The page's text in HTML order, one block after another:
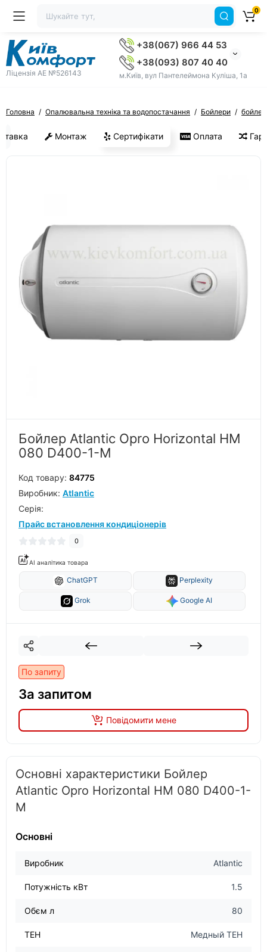
Ліцензія AE №526143
+38(067) 966 44 53
+38(093) 807 40 40
м.Київ, вул Пантелеймона Куліша, 1а
0
Головна Опалювальна техніка та водопостачання Бойлери
Монтаж Сертифікати Оплата
Бойлер Atlantic Opro Horizontal HM
080 D400-1-M
Код товару: 84775
Виробник: Atlantic
Серiя:
Прайс встановлення кондиціонерів
0
AI аналітика товара
ChatGPT Perplexity
Grok Google AI
По запиту
За запитом
Повідомити мене
Основні характеристики Бойлер
Atlantic Opro Horizontal HM 080 D400-1-
M
Основні
Виробник Atlantic
Потужність кВт 1.5
Обєм л 80
ТЕН Медный ТЕН